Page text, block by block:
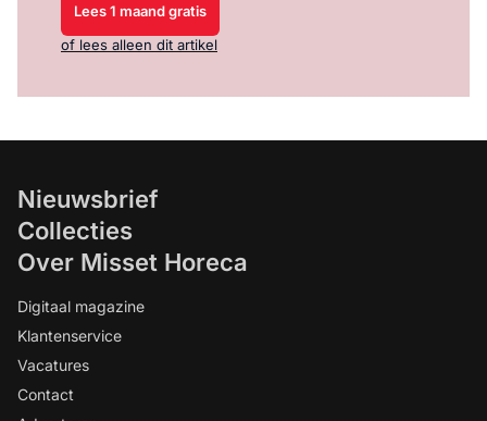
Lees 1 maand gratis
of lees alleen dit artikel
Nieuwsbrief
Collecties
Over Misset Horeca
Digitaal magazine
Klantenservice
Vacatures
Contact